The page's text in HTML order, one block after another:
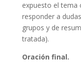
expuesto el tema
responder a
grupos y de
tratada).
Oración final.